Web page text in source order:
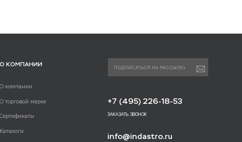
О КОМПАНИИ
О компании
О торговой марке
Сертификаты
Каталоги
+7 (495) 226-18-53
ЗАКАЗАТЬ ЗВОНОК
info@indastro.ru